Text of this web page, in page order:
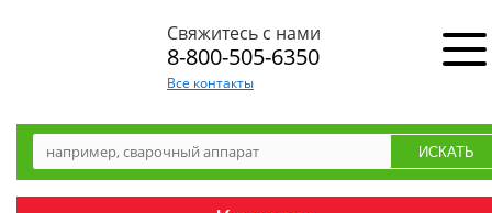
Свяжитесь с нами
8-800-505-6350
Все контакты